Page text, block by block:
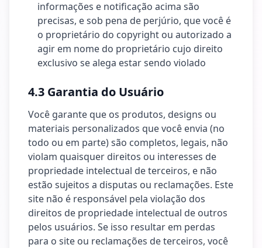
informações e notificação acima são
precisas, e sob pena de perjúrio, que você é
o proprietário do copyright ou autorizado a
agir em nome do proprietário cujo direito
exclusivo se alega estar sendo violado
4.3 Garantia do Usuário
Você garante que os produtos, designs ou
materiais personalizados que você envia (no
todo ou em parte) são completos, legais, não
violam quaisquer direitos ou interesses de
propriedade intelectual de terceiros, e não
estão sujeitos a disputas ou reclamações. Este
site não é responsável pela violação dos
direitos de propriedade intelectual de outros
pelos usuários. Se isso resultar em perdas
para o site ou reclamações de terceiros, você